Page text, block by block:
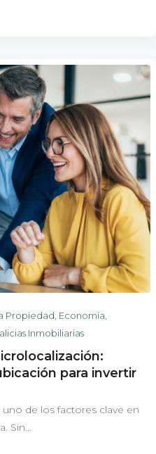
Propiedad Economía
Inmobiliarias
para invertir
de los factores clave en
Sin...